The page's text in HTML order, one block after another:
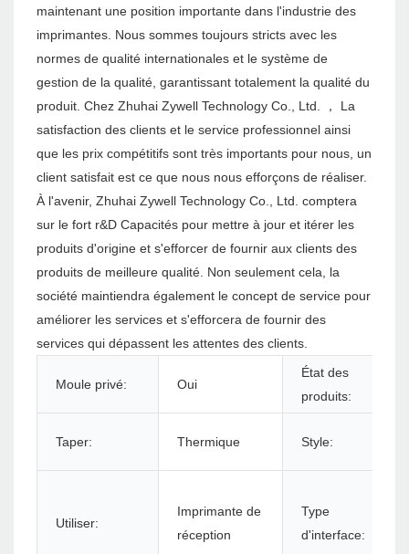
maintenant une position importante dans l'industrie des
imprimantes. Nous sommes toujours stricts avec les
normes de qualité internationales et le système de
gestion de la qualité, garantissant totalement la qualité du
produit. Chez Zhuhai Zywell Technology Co., Ltd. ， La
satisfaction des clients et le service professionnel ainsi
que les prix compétitifs sont très importants pour nous, un
client satisfait est ce que nous nous efforçons de réaliser.
À l'avenir, Zhuhai Zywell Technology Co., Ltd. comptera
sur le fort r&D Capacités pour mettre à jour et itérer les
produits d'origine et s'efforcer de fournir aux clients des
produits de meilleure qualité. Non seulement cela, la
société maintiendra également le concept de service pour
améliorer les services et s'efforcera de fournir des
services qui dépassent les attentes des clients.
Moule privé: Oui
État des
produits:
Taper: Thermique Style:
Utiliser:
Imprimante de
réception
Type
d'interface: